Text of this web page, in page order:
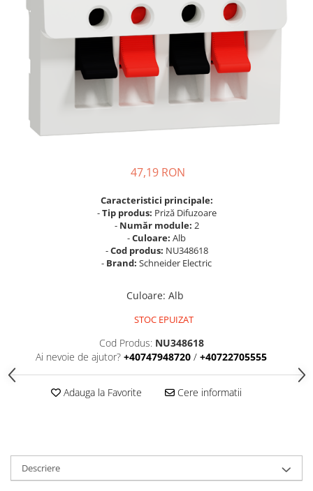
Busbar Șine Conexiuni
Cabluri și accesorii
Papuci CU și AL
Pat de cablu PVC
Cofrete, dulapuri și doze
Cofrete de plastic și accesorii
Coftere metalice și accesorii
Iluminat de Siguranță
Lumini exterioare
Lămpi și componente
Catarge
Montaj Lateral Catarg
47,19 RON
Caracteristici principale:
-Tip produs: Priză Difuzoare
- Număr module: 2
-Culoare: Alb
-Cod produs: NU348618
- Brand: Schneider Electric
Culoare: Alb
STOC EPUIZAT
Cod Produs: NU348618
Ai nevoie de ajutor? +40747948720 / +40722705555
Adauga la Favorite Cere informatii
Descriere